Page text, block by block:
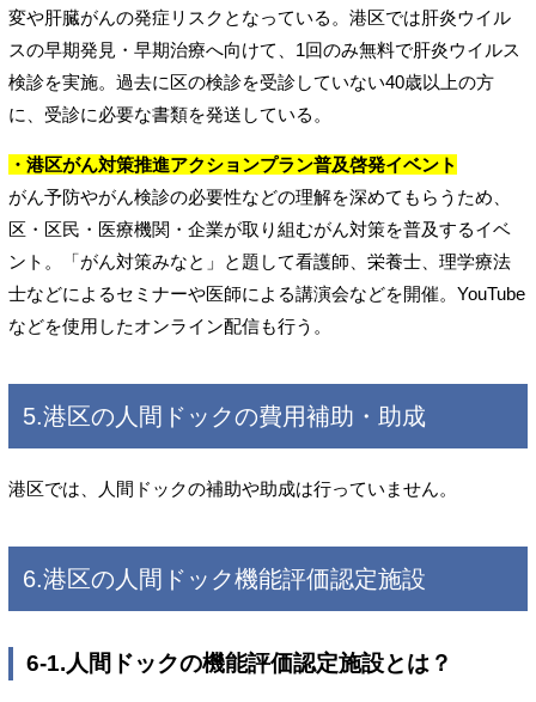
変や肝臓がんの発症リスクとなっている。港区では肝炎ウイル
スの早期発見・早期治療へ向けて、1回のみ無料で肝炎ウイルス
検診を実施。過去に区の検診を受診していない40歳以上の方
に、受診に必要な書類を発送している。
・港区がん対策推進アクションプラン普及啓発イベント
がん予防やがん検診の必要性などの理解を深めてもらうため、
区・区民・医療機関・企業が取り組むがん対策を普及するイベ
ント。「がん対策みなと」と題して看護師、栄養士、理学療法
士などによるセミナーや医師による講演会などを開催。YouTube
などを使用したオンライン配信も行う。
5.港区の人間ドックの費用補助・助成
港区では、人間ドックの補助や助成は行っていません。
6.港区の人間ドック機能評価認定施設
6-1.人間ドックの機能評価認定施設とは？